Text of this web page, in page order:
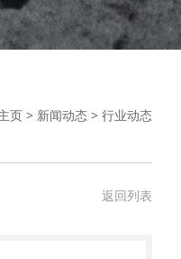
页 > 新闻动态 > 行业动态
返回列表